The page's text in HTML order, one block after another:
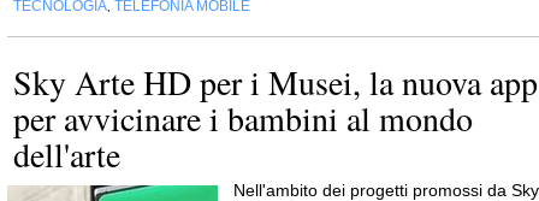
TECNOLOGIA TELEFONIA MOBILE
Sky Arte HD per i Musei, la nuova app
per avvicinare i bambini al mondo
dell'arte
Nell'ambito dei progetti promossi da Sky